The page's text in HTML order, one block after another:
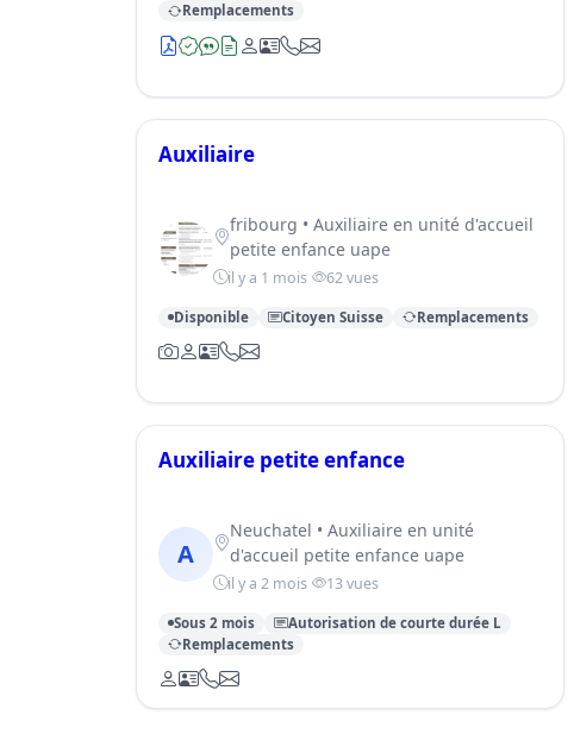
Remplacements
Auxiliaire
fribourg • Auxiliaire en unité d'accueil
petite enfance uape
il y a 1 mois 62 vues
Disponible Citoyen Suisse Remplacements
Auxiliaire petite enfance
A
Neuchatel • Auxiliaire en unité
d'accueil petite enfance uape
il y a 2 mois 13 vues
Sous 2 mois
Autorisation de courte durée L
Remplacements